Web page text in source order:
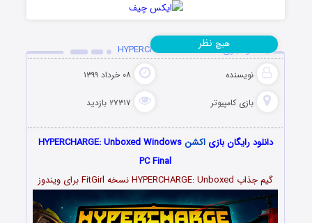
دانلود بازی HYPERCHARGE: Unboxed
نویسنده ۰۸ خرداد ۱۳۹۹
بازی کامپیوتر ۲۷۳۱۷ بازدید
هیچ نظر
دانلود رایگان بازیاکشن HYPERCHARGE: Unboxed Windows
PC Final
گیم جذاب HYPERCHARGE: Unboxed نسخه FitGirl برای ویندوز